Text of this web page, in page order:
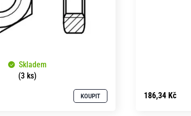
Skladem
(3 ks)
KOUPIT 186,34 Kč